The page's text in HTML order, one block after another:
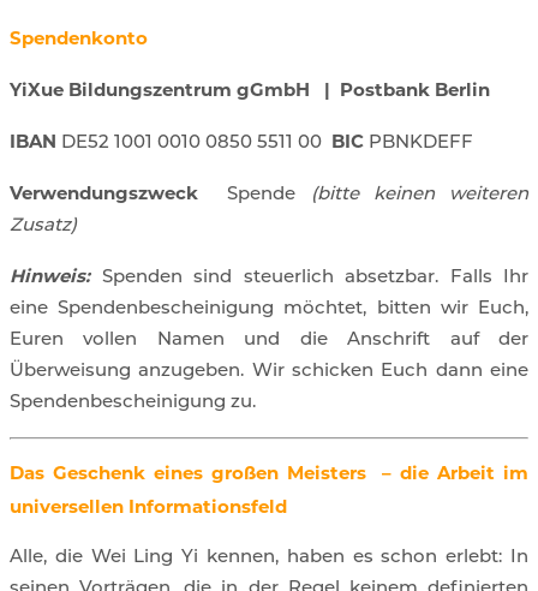
Spendenkonto
YiXue Bildungszentrum gGmbH | Postbank Berlin
IBAN DE52 1001 0010 0850 5511 00 BIC PBNKDEFF
Verwendungszweck Spende (bitte keinen weiteren
Zusatz)
Hinweis:
Spenden sind steuerlich absetzbar. Falls Ihr
eine Spendenbescheinigung möchtet, bitten wir Euch,
Euren vollen Namen und die Anschrift auf der
Überweisung anzugeben. Wir schicken Euch dann eine
Spendenbescheinigung zu.
Das Geschenk eines großen Meisters – die Arbeit im
universellen Informationsfeld
Alle, die Wei Ling Yi kennen, haben es schon erlebt: In